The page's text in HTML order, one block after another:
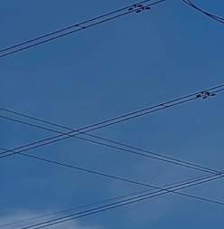
29.05.2026 12:18
«Россети Сибирь» –
По прогнозу синоптиков, 29 мая